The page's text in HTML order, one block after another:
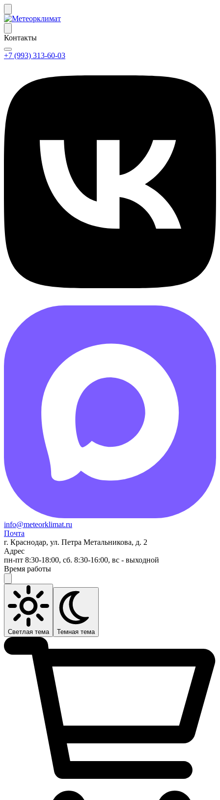
Контакты
+7 (993) 313-60-03
info@meteorklimat.ru
Почта
г. Краснодар, ул. Петра Метальникова, д. 2
Адрес
пн-пт 8:30-18:00, сб. 8:30-16:00, вс - выходной
Время работы
Светлая тема Темная тема